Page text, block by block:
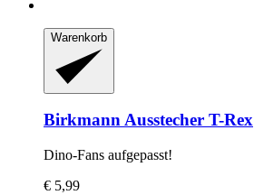
Warenkorb
BirkmannAusstecher T-​Rex
Dino-​Fans aufgepasst!
€ 5,99